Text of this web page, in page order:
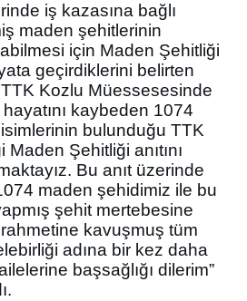
iş kazasına bağlı
maden şehitlerinin
için Maden Şehitliği
geçirdiklerini belirten
Kozlu Müessesesinde
kaybeden 1074
bulunduğu TTK
Şehitliği anıtını
Bu anıt üzerinde
maden şehidimiz ile bu
şehit mertebesine
rahmetine kavuşmuş tüm
adına bir kez daha
başsağlığı dilerim”